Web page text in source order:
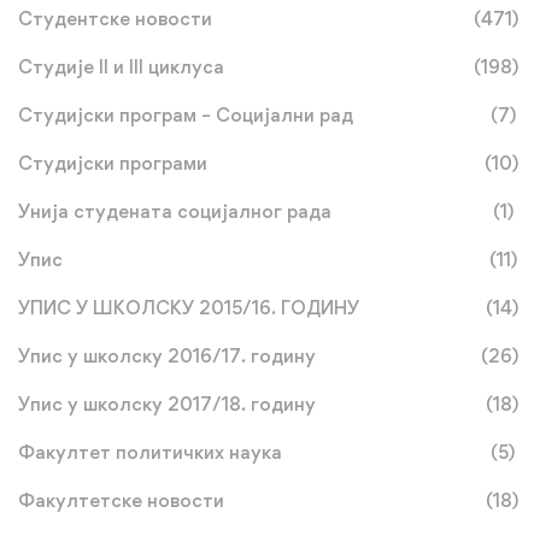
Студентске новости (471)
Студије II и III циклуса (198)
Студијски програм – Социјални рад (7)
Студијски програми (10)
Унија студената социјалног рада (1)
Упис (11)
УПИС У ШКОЛСКУ 2015/16. ГОДИНУ (14)
Упис у школску 2016/17. годину (26)
Упис у школску 2017/18. годину (18)
Факултет политичких наука (5)
Факултетске новости (18)